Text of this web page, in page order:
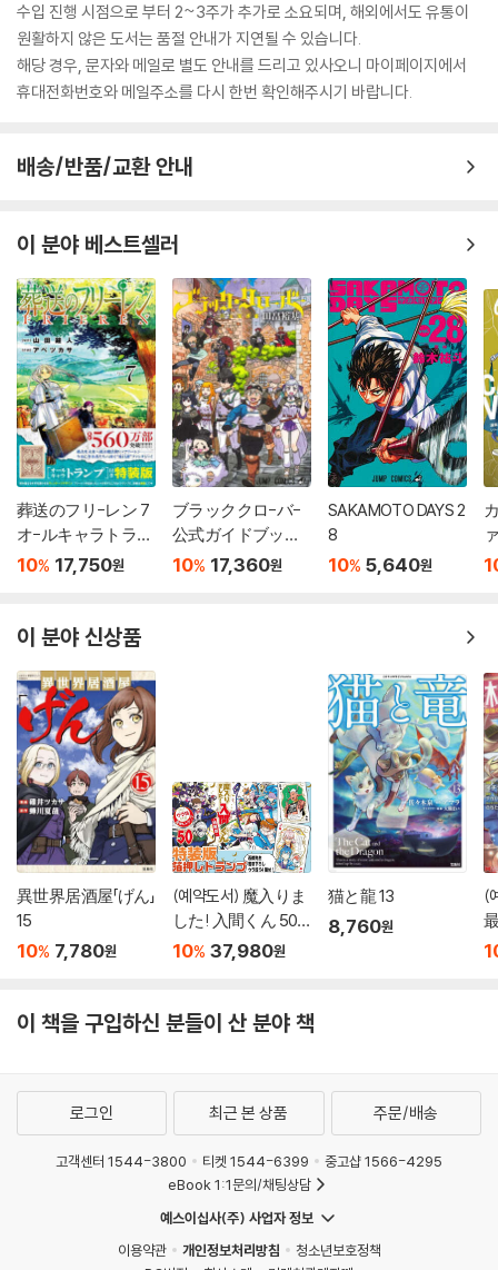
수입 진행 시점으로 부터 2~3주가 추가로 소요되며, 해외에서도 유통이
원활하지 않은 도서는 품절 안내가 지연될 수 있습니다.
해당 경우, 문자와 메일로 별도 안내를 드리고 있사오니 마이페이지에서
휴대전화번호와 메일주소를 다시 한번 확인해주시기 바랍니다.
배송/반품/교환 안내
이 분야 베스트셀러
葬送のフリ-レン 7
オ-ルキャラトラン
プ付き特裝版
10% 17,750원
ブラッククロ-バ-
公式ガイドブック
完全魔導書
10% 17,360원
SAKAMOTO DAYS 2
8
10% 5,640원
이 분야 신상품
異世界居酒屋「げん」
15
10% 7,780원
(예약도서) 魔入りま
した! 入間くん 50
特裝版
10% 37,980원
猫と龍 13
8,760원
(
18
이 책을 구입하신 분들이 산 분야 책
로그인 최근 본 상품 주문/배송
고객센터 1544-3800 티켓 1544-6399
중고샵 1566-4295
eBook 1:1문의/채팅상담
예스이십사(주) 사업자 정보
이용약관
개인정보처리방침
청소년보호정책